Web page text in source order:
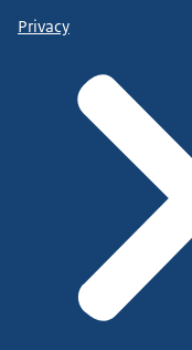
Privacy